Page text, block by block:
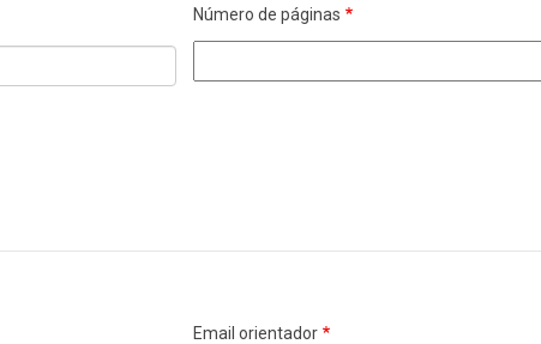
Número de páginas
Email orientador